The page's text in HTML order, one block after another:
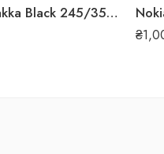
Nokian Hakka Black 245/35 ZR19 93Y XL літня шина
₴